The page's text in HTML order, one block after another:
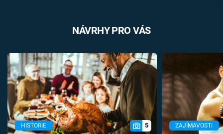
NÁVRHY PRO VÁS
HISTORIE 5 ZAJÍMAVOSTI